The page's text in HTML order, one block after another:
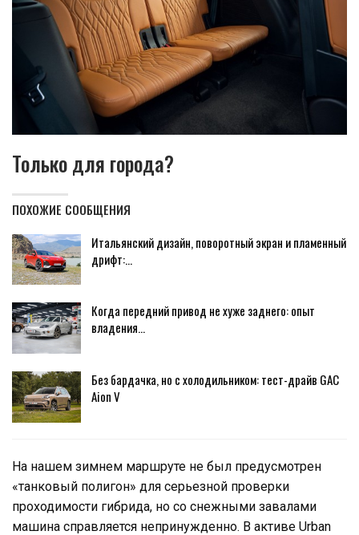
Только для города?
ПОХОЖИЕ СООБЩЕНИЯ
Итальянский дизайн, поворотный экран и пламенный
дрифт:…
Когда передний привод не хуже заднего: опыт
владения…
Без бардачка, но с холодильником: тест-драйв GAC
Aion V
На нашем зимнем маршруте не был предусмотрен
«танковый полигон» для серьезной проверки
проходимости гибрида, но со снежными завалами
машина справляется непринужденно. В активе Urban